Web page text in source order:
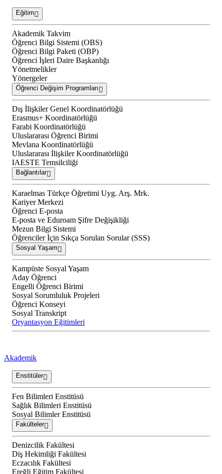
Eğitim
Akademik Takvim
Öğrenci Bilgi Sistemi (OBS)
Öğrenci Bilgi Paketi (OBP)
Öğrenci İşleri Daire Başkanlığı
Yönetmelikler
Yönergeler
Öğrenci Değişim Programları
Dış İlişkiler Genel Koordinatörlüğü
Erasmus+ Koordinatörlüğü
Farabi Koordinatörlüğü
Uluslararası Öğrenci Birimi
Mevlana Koordinatörlüğü
Uluslararası İlişkiler Koordinatörlüğü
IAESTE Temsilciliği
Bağlantılar
Karaelmas Türkçe Öğretimi Uyg. Arş. Mrk.
Kariyer Merkezi
Öğrenci E-posta
E-posta ve Eduroam Şifre Değişikliği
Mezun Bilgi Sistemi
Öğrenciler İçin Sıkça Sorulan Sorular (SSS)
Sosyal Yaşam
Kampüste Sosyal Yaşam
Aday Öğrenci
Engelli Öğrenci Birimi
Sosyal Sorumluluk Projeleri
Öğrenci Konseyi
Sosyal Transkript
Oryantasyon Eğitimleri
Akademik
Enstitüler
Fen Bilimleri Enstitüsü
Sağlık Bilimleri Enstitüsü
Sosyal Bilimler Enstitüsü
Fakülteler
Denizcilik Fakültesi
Diş Hekimliği Fakültesi
Eczacılık Fakültesi
Ereğli Eğitim Fakültesi